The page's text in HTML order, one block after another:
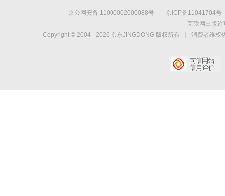
京公网安备 11000002000088号 京ICP备11041704号
互联网出版许
Copyright © 2004 - 2026 京东JINGDONG 版权所有 消费者维权